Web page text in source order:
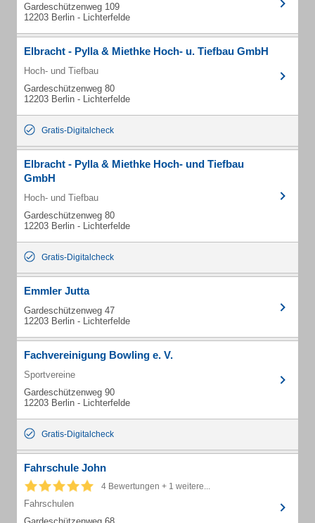
Gardeschützenweg 109
12203 Berlin - Lichterfelde
Elbracht - Pylla & Miethke Hoch- u. Tiefbau GmbH
Hoch- und Tiefbau
Gardeschützenweg 80
12203 Berlin - Lichterfelde
Gratis-Digitalcheck
Elbracht - Pylla & Miethke Hoch- und Tiefbau
GmbH
Hoch- und Tiefbau
Gardeschützenweg 80
12203 Berlin - Lichterfelde
Gratis-Digitalcheck
Emmler Jutta
Gardeschützenweg 47
12203 Berlin - Lichterfelde
Fachvereinigung Bowling e. V.
Sportvereine
Gardeschützenweg 90
12203 Berlin - Lichterfelde
Gratis-Digitalcheck
Fahrschule John
4 Bewertungen + 1 weitere...
Fahrschulen